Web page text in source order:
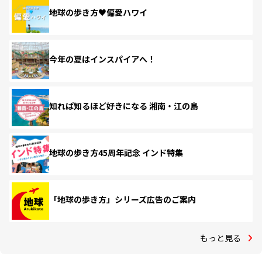
地球の歩き方♥偏愛ハワイ
今年の夏はインスパイアへ！
知れば知るほど好きになる 湘南・江の島
地球の歩き方45周年記念 インド特集
「地球の歩き方」シリーズ広告のご案内
もっと見る